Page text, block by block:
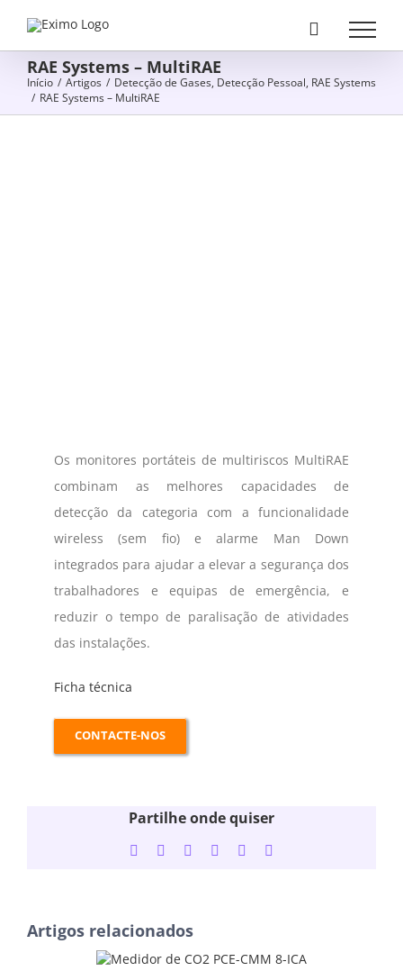
contentRAE Systems – MultiRAE
Início / Artigos / Detecção de Gases, Detecção Pessoal, RAE Systems
/ RAE Systems – MultiRAE
Os monitores portáteis de multiriscos MultiRAE
combinam as melhores capacidades de
detecção da categoria com a funcionalidade
wireless (sem fio) e alarme Man Down
integrados para ajudar a elevar a segurança dos
trabalhadores e equipas de emergência, e
reduzir o tempo de paralisação de atividades
das instalações.
Ficha técnica
CONTACTE-NOS
Partilhe onde quiser
Facebook
TwitterLinkedInWhatsApp
Tumblr
Artigos relacionados